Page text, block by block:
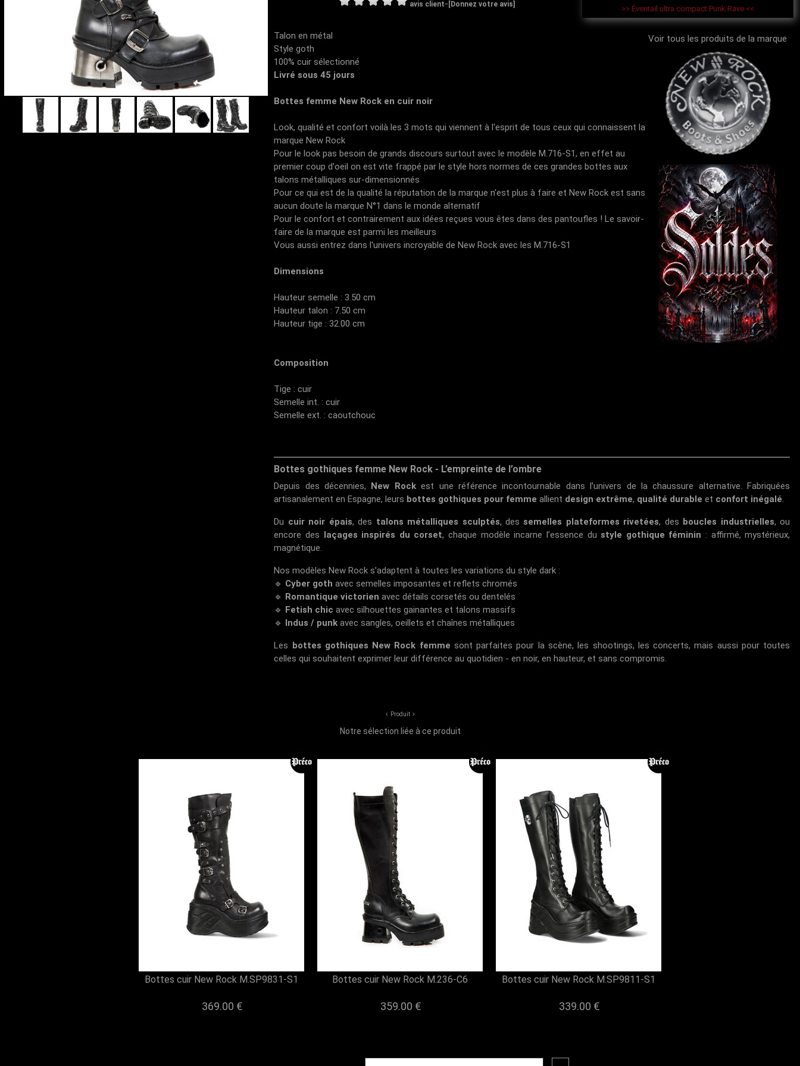
avis client- [Donnez votre avis]
>> Éventail ultra compact Punk Rave <<
Voir tous les produits de la marque
Talon en métal
Style goth
100% cuir sélectionné
Livré sous 45 jours
Bottes femme New Rock en cuir noir
Look, qualité et confort voilà les 3 mots qui viennent à l'esprit de tous ceux qui connaissent la
marque New Rock
Pour le look pas besoin de grands discours surtout avec le modèle M.716-S1, en effet au
premier coup d'oeil on est vite frappé par le style hors normes de ces grandes bottes aux
talons métalliques sur-dimensionnés
Pour ce qui est de la qualité la réputation de la marque n'est plus à faire et New Rock est sans
aucun doute la marque N°1 dans le monde alternatif
Pour le confort et contrairement aux idées reçues vous êtes dans des pantoufles ! Le savoir-
faire de la marque est parmi les meilleurs
Vous aussi entrez dans l'univers incroyable de New Rock avec les M.716-S1
Dimensions
Hauteur semelle : 3.50 cm
Hauteur talon : 7.50 cm
Hauteur tige : 32.00 cm
Composition
Tige : cuir
Semelle int. : cuir
Semelle ext. : caoutchouc
Bottes gothiques femme New Rock - L’empreinte de l’ombre
Depuis des décennies, New Rockest une référence incontournable dans l’univers de la chaussure alternative. Fabriquées
artisanalement en Espagne, leurs bottes gothiques pour femme allient design extrême, qualité durable et confort inégalé.
Du cuir noir épais, des talons métalliques sculptés, dessemelles plateformes rivetées, des boucles industrielles, ou
encore des laçages inspirés du corset, chaque modèle incarne l’essence dustyle gothique féminin : affirmé, mystérieux,
magnétique.
Nos modèles New Rock s’adaptent à toutes les variations du style dark :
🔹 Cyber goth avec semelles imposantes et reflets chromés
🔹 Romantique victorien avec détails corsetés ou dentelés
🔹 Fetish chic avec silhouettes gainantes et talons massifs
🔹 Indus / punk avec sangles, oeillets et chaînes métalliques
Les bottes gothiques New Rock femme sont parfaites pour la scène, les shootings, les concerts, mais aussi pour toutes
celles qui souhaitent exprimer leur différence au quotidien - en noir, en hauteur, et sans compromis.
Produit
Notre sélection liée à ce produit
Bottes cuir New Rock M.SP9831-S1
369.00 €
Bottes cuir New Rock M.236-C6
359.00 €
Bottes cuir New Rock M.SP9811-S1
339.00 €